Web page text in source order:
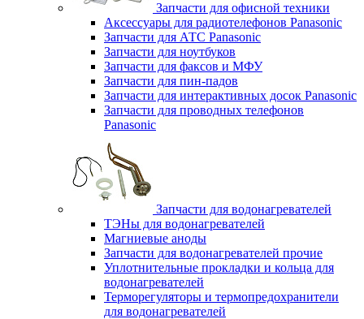
Запчасти для офисной техники
Аксессуары для радиотелефонов Panasonic
Запчасти для АТС Panasonic
Запчасти для ноутбуков
Запчасти для факсов и МФУ
Запчасти для пин-падов
Запчасти для интерактивных досок Panasonic
Запчасти для проводных телефонов
Panasonic
Запчасти для водонагревателей
ТЭНы для водонагревателей
Магниевые аноды
Запчасти для водонагревателей прочие
Уплотнительные прокладки и кольца для
водонагревателей
Терморегуляторы и термопредохранители
для водонагревателей